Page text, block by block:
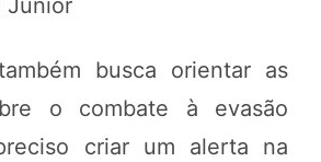
Júnior
busca orientar as
o combate à evasão
criar um alerta na